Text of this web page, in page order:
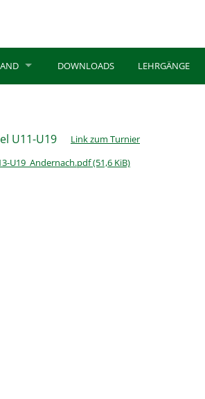
DOWNLOADS LEHRGÄNGE
U11-U19
Link zum Turnier
U19_Andernach.pdf(51,6 KiB)